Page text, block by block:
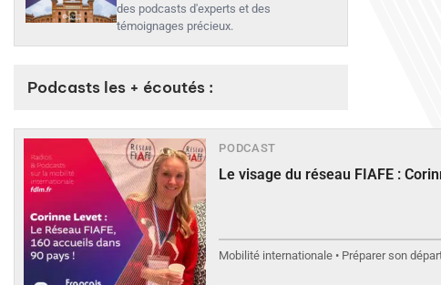
des podcasts d'experts et des
témoignages précieux.
Podcasts les + écoutés :
PODCAST
Le visage du réseau FIAFE :
Mobilité internationale • Préparer son